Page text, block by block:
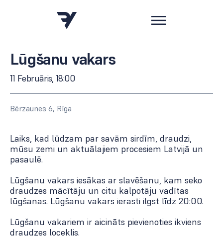
Lūgšanu vakars
11 Februāris, 18:00
Bērzaunes 6, Rīga
Laiks, kad lūdzam par savām sirdīm, draudzi,
mūsu zemi un aktuālajiem procesiem Latvijā un
pasaulē.
Lūgšanu vakars iesākas ar slavēšanu, kam seko
draudzes mācītāju un citu kalpotāju vadītas
lūgšanas. Lūgšanu vakars ierasti ilgst līdz 20:00.
Lūgšanu vakariem ir aicināts pievienoties ikviens
draudzes loceklis.